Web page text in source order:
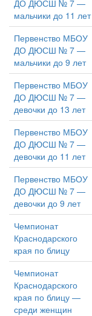
ДО ДЮСШ № 7 —
мальчики до 11 лет
Первенство МБОУ
ДО ДЮСШ № 7 —
мальчики до 9 лет
Первенство МБОУ
ДО ДЮСШ № 7 —
девочки до 13 лет
Первенство МБОУ
ДО ДЮСШ № 7 —
девочки до 11 лет
Первенство МБОУ
ДО ДЮСШ № 7 —
девочки до 9 лет
Чемпионат
Краснодарского
края по блицу
Чемпионат
Краснодарского
края по блицу —
среди женщин